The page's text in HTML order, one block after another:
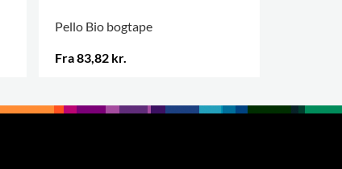
Pello Bio bogtape
Fra 83,82 kr.